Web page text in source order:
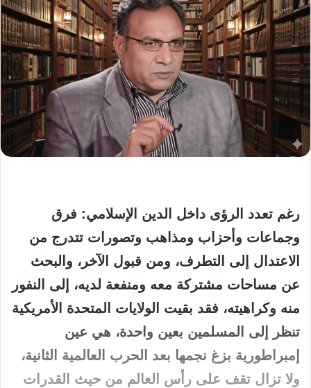
رغم تعدد الرؤى داخل الدين الإسلامي: فرق
وجماعات وأحزاب ومذاهب وتصورات تتدرج من
الاعتدال إلى التطرف، ومن قبول الآخر، والبحث
عن مساحات مشتركة معه ومنفعة لديه، إلى النفور
منه وكراهيته، فقد بقيت الولايات المتحدة الأمريكية
تنظر إلى المسلمين بعين واحدة، هي عين
إمبراطورية بزغ نجمها بعد الحرب العالمية الثانية،
ولا تزال تقف على رأس العالم من حيث القدرات